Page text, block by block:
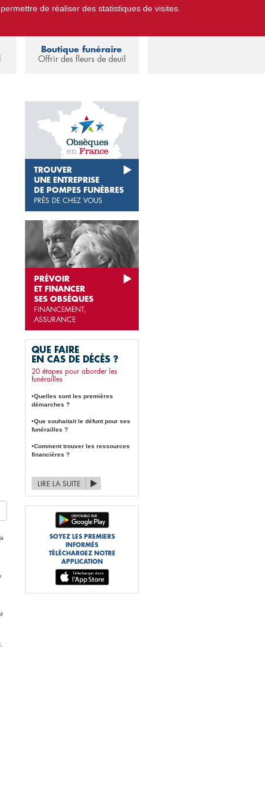
Funèbres. Espace familles
Boutique funéraire
Offrir des fleurs de deuil
TROUVER
UNE ENTREPRISE
DE POMPES FUNÈBRES
PRÈS DE CHEZ VOUS
PRÉVOIR
ET FINANCER
SES OBSÈQUES
FINANCEMENT,
ASSURANCE
QUE FAIRE
EN CAS DE DÉCÈS ?
20 étapes pour aborder les
funérailles
•Quelles sont les premières
démarches ?
•Que souhaitait le défunt pour ses
funérailles ?
•Comment trouver les ressources
financières ?
LIRE LA SUITE
SOYEZ LES PREMIERS
INFORMÉS
TÉLÉCHARGEZ NOTRE
APPLICATION
de réaliser des statistiques de visites.